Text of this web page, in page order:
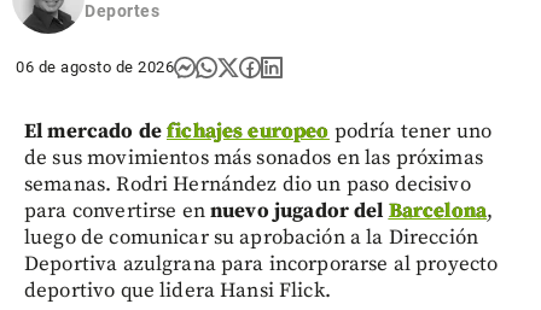
Deportes
06 de agosto de 2026
El mercado defichajes europeo podría tener uno
de sus movimientos más sonados en las próximas
semanas. Rodri Hernández dio un paso decisivo
para convertirse ennuevo jugador del Barcelona,
luego de comunicar su aprobación a la Dirección
Deportiva azulgrana para incorporarse al proyecto
deportivo que lidera Hansi Flick.